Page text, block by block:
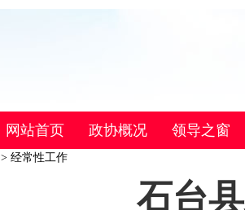
网站首页 政协概况 领导之窗
> 经常性工作
石台